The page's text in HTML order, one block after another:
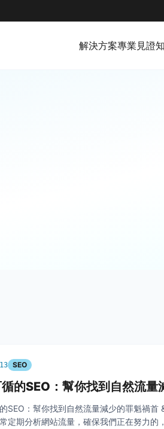
解決方案專業見證
SEO
的SEO：幫你找到自然流量
SEO：幫你找到自然流量減少的罪魁禍首
定期分析網站流量，確保我們正在努力的